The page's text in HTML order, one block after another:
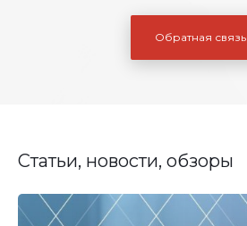
Обратная связь
Статьи, новости, обзоры